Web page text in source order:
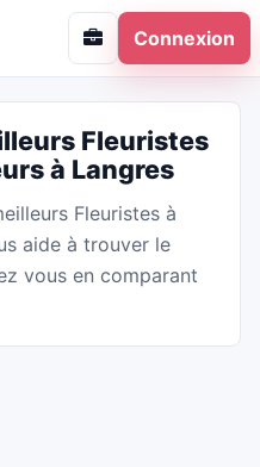
Connexion
Fleuristes
à Langres
Fleuristes à
aide à trouver le
vous en comparant